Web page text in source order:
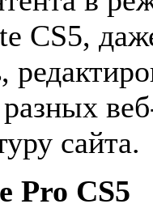
CS5,
сайта.
Pro CS5